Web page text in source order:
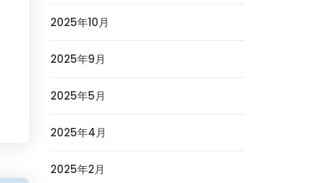
2025年10月
2025年9月
2025年5月
2025年4月
2025年2月